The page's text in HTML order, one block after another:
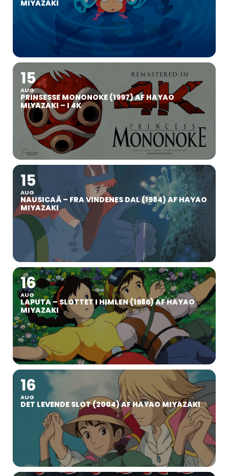
MIYAZAKI
15
AUG
PRINSESSE MONONOKE (1997) AF HAYAO
MIYAZAKI – I 4K
15
AUG
NAUSICAÄ – FRA VINDENES DAL (1984) AF HAYAO
MIYAZAKI
16
AUG
LAPUTA – SLOTTET I HIMLEN (1986) AF HAYAO
MIYAZAKI
16
AUG
DET LEVENDE SLOT (2004) AF HAYAO MIYAZAKI